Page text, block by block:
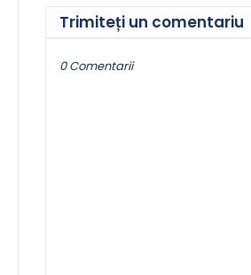
Trimiteți un comentariu
0 Comentarii